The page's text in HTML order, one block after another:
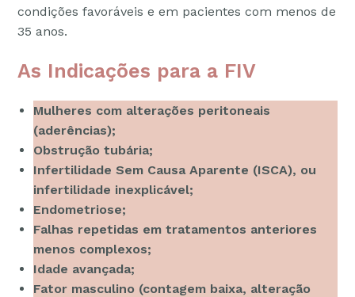
condições favoráveis e em pacientes com menos de
35 anos.
As Indicações para a FIV
Mulheres com alterações peritoneais
(aderências);
Obstrução tubária;
Infertilidade Sem Causa Aparente (ISCA), ou
infertilidade inexplicável;
Endometriose;
Falhas repetidas em tratamentos anteriores
menos complexos;
Idade avançada;
Fator masculino (contagem baixa, alteração